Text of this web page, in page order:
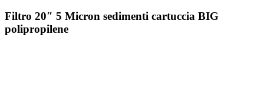
Filtro 20″ 5 Micron sedimenti cartuccia BIG
polipropilene